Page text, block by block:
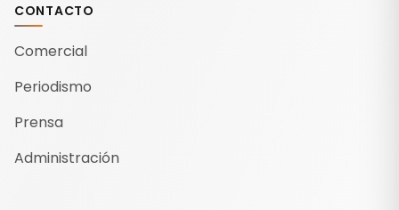
CONTACTO
Comercial
Periodismo
Prensa
Administración